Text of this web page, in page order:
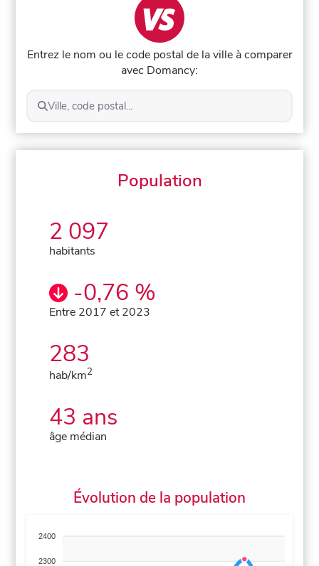
Entrez le nom ou le code postal de la ville à comparer
avec Domancy:
Ville, code postal...
Population
2 097
habitants
-0,76 %
Entre 2017 et 2023
283
hab/km2
43 ans
âge médian
Évolution de la population
2400
2300